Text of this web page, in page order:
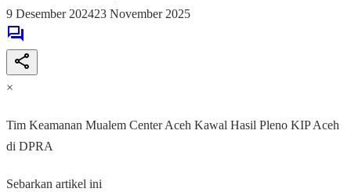
9 Desember 202423 November 2025
×
Tim Keamanan Mualem Center Aceh Kawal Hasil Pleno KIP Aceh
di DPRA
Sebarkan artikel ini